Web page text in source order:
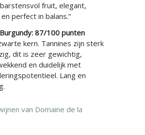
fruit, elegant,
perfect in balans.”
87/100 punten
kern. Tannines zijn sterk
dit is zeer gewichtig,
en duidelijk met
Lang en
van Domaine de la